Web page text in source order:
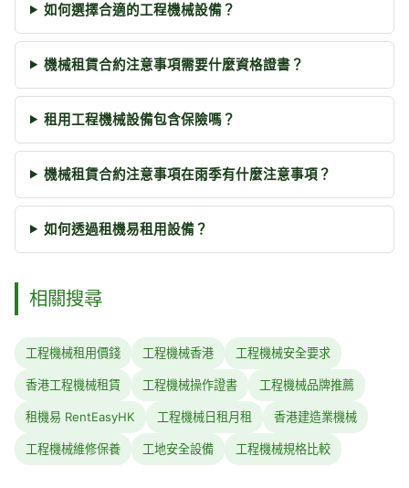
如何選擇合適的工程機械設備？
機械租賃合約注意事項需要什麼資格證書？
租用工程機械設備包含保險嗎？
機械租賃合約注意事項在雨季有什麼注意事項？
如何透過租機易租用設備？
相關搜尋
工程機械租用價錢 工程機械香港 工程機械安全要求
香港工程機械租賃 工程機械操作證書 工程機械品牌推薦
租機易 RentEasyHK 工程機械日租月租 香港建造業機械
工程機械維修保養 工地安全設備 工程機械規格比較